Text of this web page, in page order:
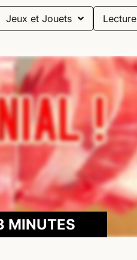
Jeux et Jouets Lecture
MINUTES